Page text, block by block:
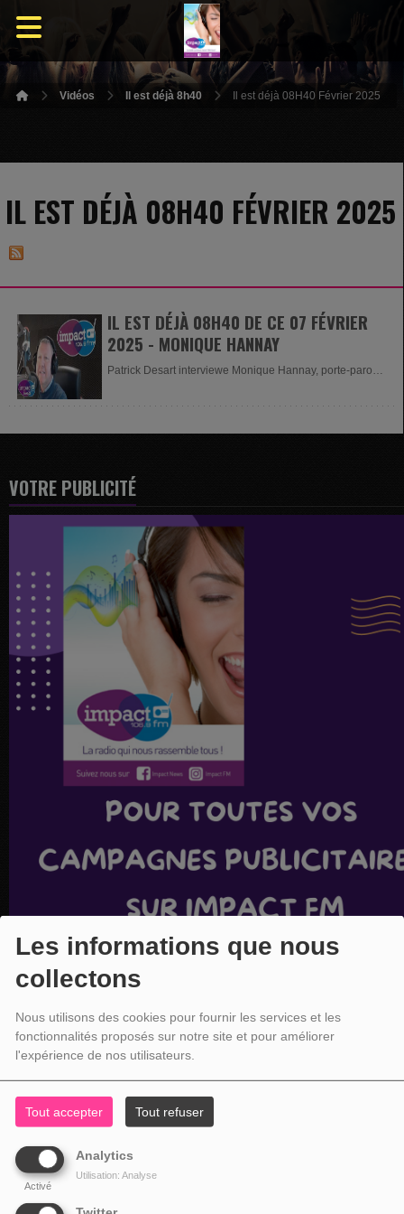
Les informations que nous
collectons
Nous utilisons des cookies pour fournir les services et les
fonctionnalités proposés sur notre site et pour améliorer
l'expérience de nos utilisateurs.
Tout accepter Tout refuser
Analytics
Activé
Utilisation: Analyse
Vidéos Il est déjà 8h40 Il est déjà 08H40 Février 2025
IL EST DÉJÀ 08H40 FÉVRIER 2025
IL EST DÉJÀ 08H40 DE CE 07 FÉVRIER
2025 - MONIQUE HANNAY
Patrick Desart interviewe Monique Hannay, porte-parole
VOTRE PUBLICITÉ